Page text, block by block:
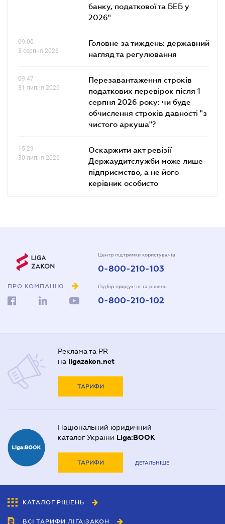
банку, податкової та БЕБ у
2026"
09.00
3 серпня 2026
Головне за тиждень: державний
нагляд та регулювання
09.47
31 липня 2026
Перезавантаження строків
податкових перевірок після 1
серпня 2026 року: чи буде
обчислення строків давності "з
чистого аркуша"?
15.29
30 липня 2026
Оскаржити акт ревізії
Держаудитслужби може лише
підприємство, а не його
керівник особисто
ПРО КОМПАНІЮ
Центр підтримки користувачів
0-800-210-103
Підбір продуктів та рішень
0-800-210-102
Реклама та PR
на ligazakon.net
ТАРИФИ
Національний юридичний
каталог України Liga:BOOK
ТАРИФИ ДЕТАЛЬНІШЕ
КАТАЛОГ РІШЕНЬ
ВСІ ТАРИФИ ЛІГА:ЗАКОН